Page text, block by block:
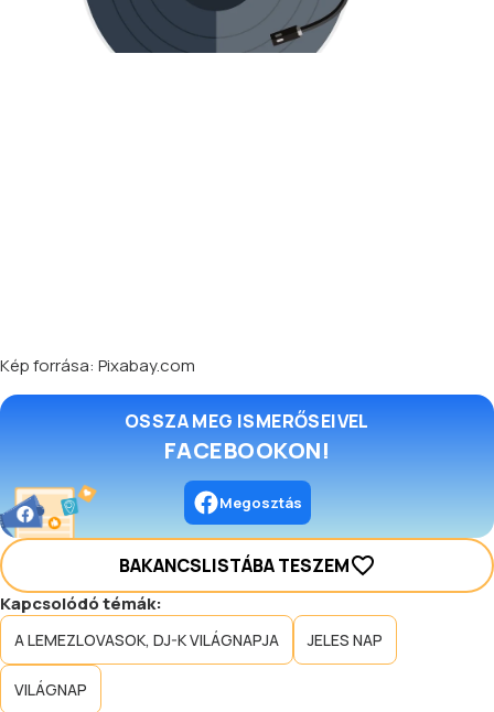
Kép forrása: Pixabay.com
OSSZA MEG ISMERŐSEIVEL
FACEBOOKON!
Megosztás
BAKANCSLISTÁBA TESZEM
Kapcsolódó témák:
A LEMEZLOVASOK, DJ-K VILÁGNAPJA JELES NAP
VILÁGNAP